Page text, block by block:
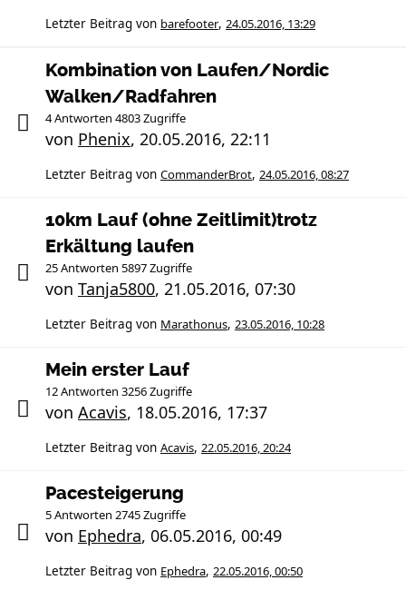
Letzter Beitrag von barefooter, 24.05.2016, 13:29
Kombination von Laufen/Nordic
Walken/Radfahren
4 Antworten 4803 Zugriffe
von Phenix, 20.05.2016, 22:11
Letzter Beitrag von CommanderBrot, 24.05.2016, 08:27
10km Lauf (ohne Zeitlimit)trotz
Erkältung laufen
25 Antworten 5897 Zugriffe
von Tanja5800, 21.05.2016, 07:30
Letzter Beitrag von Marathonus, 23.05.2016, 10:28
Mein erster Lauf
12 Antworten 3256 Zugriffe
von Acavis, 18.05.2016, 17:37
Letzter Beitrag von Acavis, 22.05.2016, 20:24
Pacesteigerung
5 Antworten 2745 Zugriffe
von Ephedra, 06.05.2016, 00:49
Letzter Beitrag von Ephedra, 22.05.2016, 00:50